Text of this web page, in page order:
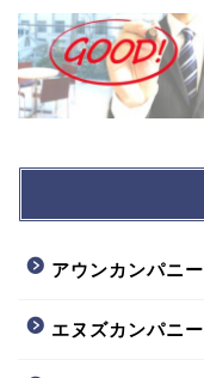
アウンカンパニー
エヌズカンパニー